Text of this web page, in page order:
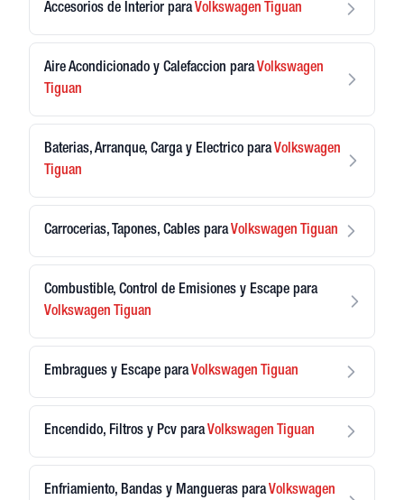
Accesorios de Interior paraVolkswagen Tiguan
Aire Acondicionado y Calefaccion paraVolkswagen
Tiguan
Baterias, Arranque, Carga y Electrico paraVolkswagen
Tiguan
Carrocerias, Tapones, Cables paraVolkswagen Tiguan
Combustible, Control de Emisiones y Escape para
Volkswagen Tiguan
Embragues y Escape paraVolkswagen Tiguan
Encendido, Filtros y Pcv paraVolkswagen Tiguan
Enfriamiento, Bandas y Mangueras paraVolkswagen